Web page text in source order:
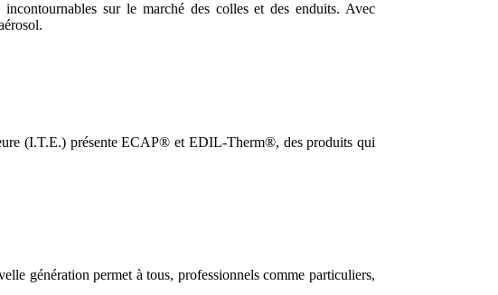
sur le marché des colles et des enduits. Avec
(I.T.E.) présente ECAP® et EDIL-Therm®, des produits qui
génération permet à tous, professionnels comme particuliers,